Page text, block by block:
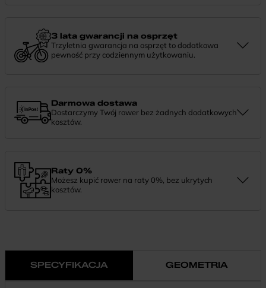
chętnie pomożemy.3 lata gwarancji na osprzęt
Trzyletnia gwarancja na osprzęt to dodatkowa
pewność przy codziennym użytkowaniu.
Darmowa dostawa
Dostarczymy Twój rower bez żadnych dodatkowych
kosztów.
Raty 0%
Możesz kupić rower na raty 0%, bez ukrytych
kosztów.
SPECYFIKACJA GEOMETRIA